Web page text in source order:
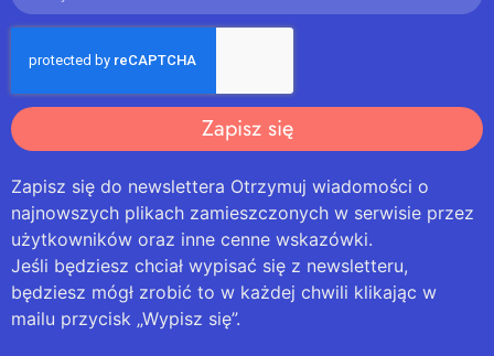
Zapisz się
Zapisz się do newslettera Otrzymuj wiadomości o
najnowszych plikach zamieszczonych w serwisie przez
użytkowników oraz inne cenne wskazówki.
Jeśli będziesz chciał wypisać się z newsletteru,
będziesz mógł zrobić to w każdej chwili klikając w
mailu przycisk „Wypisz się”.